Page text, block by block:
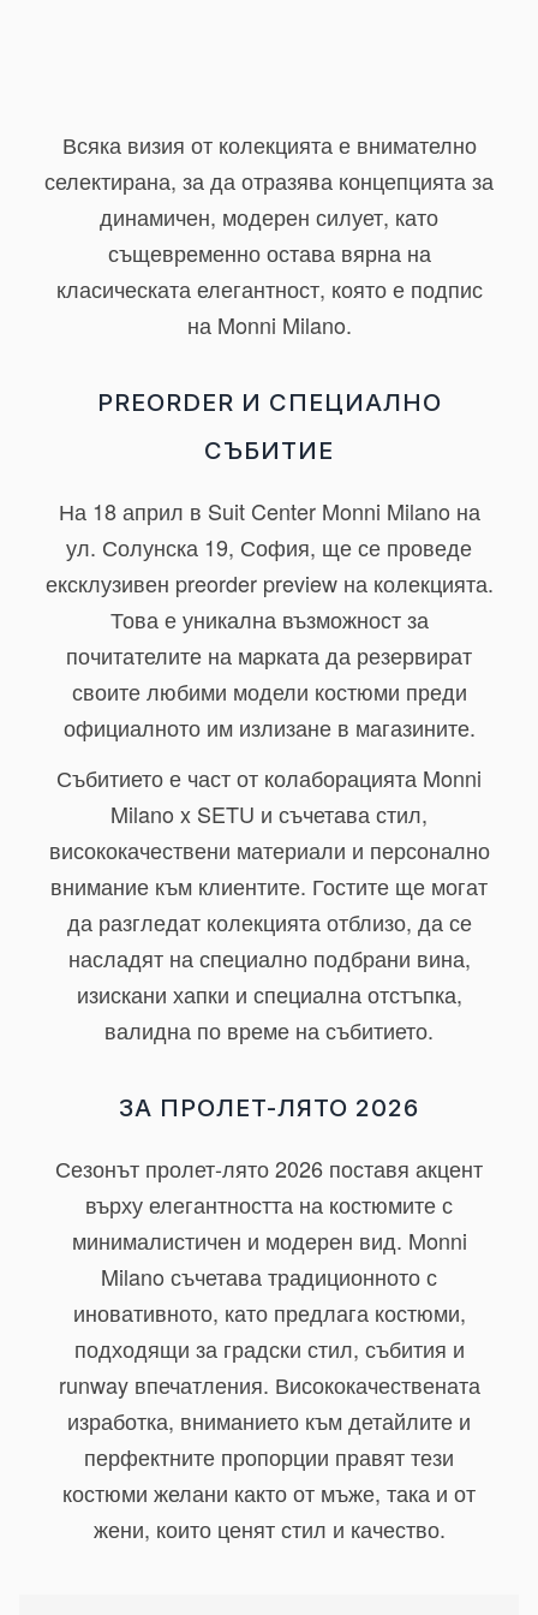
Всяка визия от колекцията е внимателно
селектирана, за да отразява концепцията за
динамичен, модерен силует, като
същевременно остава вярна на
класическата елегантност, която е подпис
на Monni Milano.
PREORDER И СПЕЦИАЛНО
СЪБИТИЕ
На 18 април в Suit Center Monni Milano на
ул. Солунска 19, София, ще се проведе
ексклузивен preorder previewна колекцията.
Това е уникална възможност за
почитателите на марката да резервират
своите любими модели костюми преди
официалното им излизане в магазините.
Събитието е част от колаборацията Monni
Milano x SETU и съчетава стил,
висококачествени материали и персонално
внимание към клиентите. Гостите ще могат
да разгледат колекцията отблизо, да се
насладят на специално подбрани вина,
изискани хапки и специална отстъпка,
валидна по време на събитието.
ЗА ПРОЛЕТ-ЛЯТО 2026
Сезонът пролет-лято 2026 поставя акцент
върхуелегантността на костюмитес
минималистичен и модерен вид. Monni
Milano съчетава традиционното с
иновативното, като предлага костюми,
подходящи за градски стил, събития и
runway впечатления. Висококачествената
изработка, вниманието към детайлите и
перфектните пропорции правят тези
костюми желани както от мъже, така и от
жени, които ценят стил и качество.